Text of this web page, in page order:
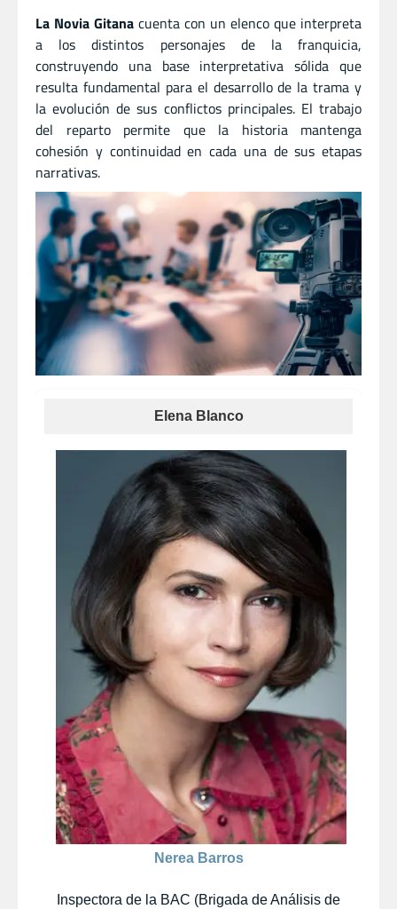
La Novia Gitana cuenta con un elenco que interpreta
a los distintos personajes de la franquicia,
construyendo una base interpretativa sólida que
resulta fundamental para el desarrollo de la trama y
la evolución de sus conflictos principales. El trabajo
del reparto permite que la historia mantenga
cohesión y continuidad en cada una de sus etapas
narrativas.
Elena Blanco
Nerea Barros
Inspectora de la BAC (Brigada de Análisis de